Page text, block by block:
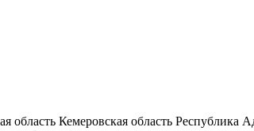
область Кемеровская область Республика